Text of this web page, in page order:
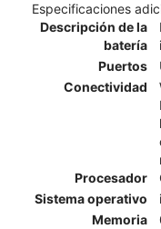
Especificaciones
Descripción de la
batería
Puertos
Conectividad
Procesador
Sistema operativo
Memoria